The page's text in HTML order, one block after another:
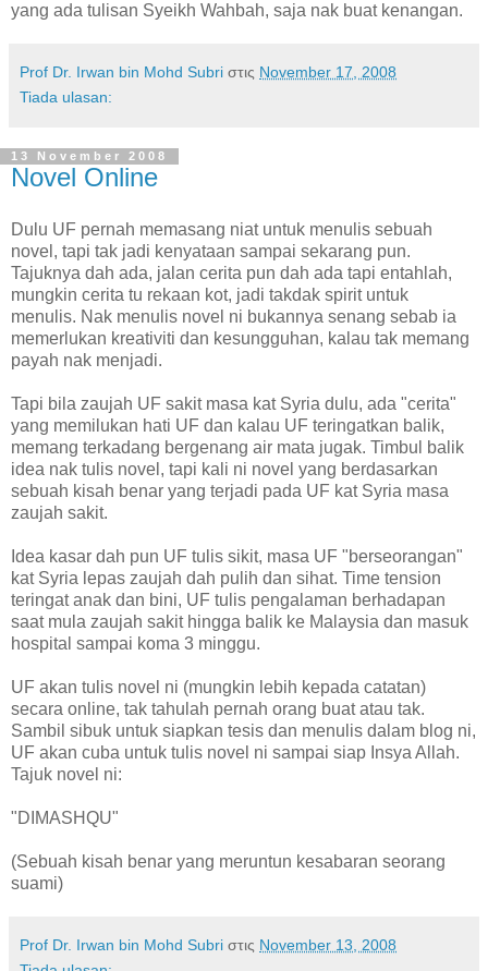
yang ada tulisan Syeikh Wahbah, saja nak buat kenangan.
Prof Dr. Irwan bin Mohd Subri στις November 17, 2008
Tiada ulasan:
13 November 2008
Novel Online
Dulu UF pernah memasang niat untuk menulis sebuah
novel, tapi tak jadi kenyataan sampai sekarang pun.
Tajuknya dah ada, jalan cerita pun dah ada tapi entahlah,
mungkin cerita tu rekaan kot, jadi takdak spirit untuk
menulis. Nak menulis novel ni bukannya senang sebab ia
memerlukan kreativiti dan kesungguhan, kalau tak memang
payah nak menjadi.
Tapi bila zaujah UF sakit masa kat Syria dulu, ada "cerita"
yang memilukan hati UF dan kalau UF teringatkan balik,
memang terkadang bergenang air mata jugak. Timbul balik
idea nak tulis novel, tapi kali ni novel yang berdasarkan
sebuah kisah benar yang terjadi pada UF kat Syria masa
zaujah sakit.
Idea kasar dah pun UF tulis sikit, masa UF "berseorangan"
kat Syria lepas zaujah dah pulih dan sihat. Time tension
teringat anak dan bini, UF tulis pengalaman berhadapan
saat mula zaujah sakit hingga balik ke Malaysia dan masuk
hospital sampai koma 3 minggu.
UF akan tulis novel ni (mungkin lebih kepada catatan)
secara online, tak tahulah pernah orang buat atau tak.
Sambil sibuk untuk siapkan tesis dan menulis dalam blog ni,
UF akan cuba untuk tulis novel ni sampai siap Insya Allah.
Tajuk novel ni:
"DIMASHQU"
(Sebuah kisah benar yang meruntun kesabaran seorang
suami)
Prof Dr. Irwan bin Mohd Subri στις November 13, 2008